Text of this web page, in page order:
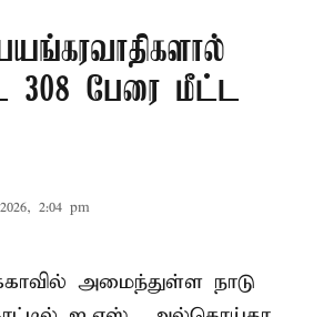
308 பேரை மீட்ட
2:04 pm
அமைந்துள்ள நாடு